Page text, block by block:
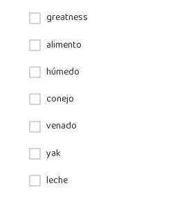
greatness
alimento
húmedo
conejo
venado
yak
leche